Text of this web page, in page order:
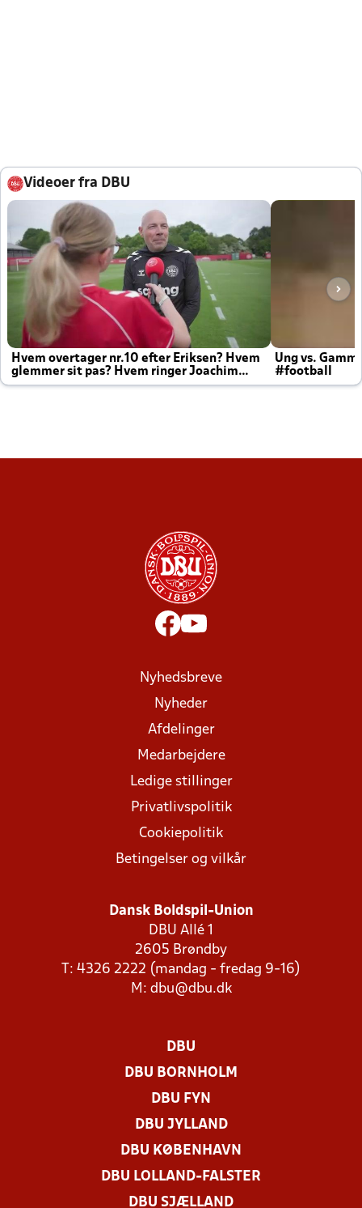
Videoer fra DBU
Hvem overtager nr.10 efter Eriksen? Hvem
glemmer sit pas? Hvem ringer Joachim
altid til efter kampe?
Ung vs.
#football
Nyhedsbreve
Nyheder
Afdelinger
Medarbejdere
Ledige stillinger
Privatlivspolitik
Cookiepolitik
Betingelser og vilkår
Dansk Boldspil-Union
DBU Allé 1
2605 Brøndby
T: 4326 2222 (mandag - fredag 9-16)
M: dbu@dbu.dk
DBU
DBU BORNHOLM
DBU FYN
DBU JYLLAND
DBU KØBENHAVN
DBU LOLLAND-FALSTER
DBU SJÆLLAND